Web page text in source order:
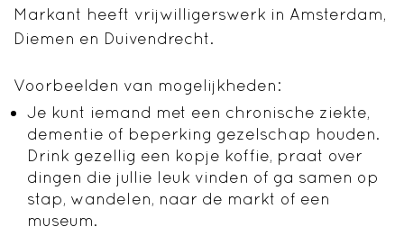
Markant heeft vrijwilligerswerk in Amsterdam,
Diemen en Duivendrecht.
Voorbeelden van mogelijkheden:
Je kunt iemand met een chronische ziekte,
dementie of beperking gezelschap houden.
Drink gezellig een kopje koffie, praat over
dingen die jullie leuk vinden of ga samen op
stap, wandelen, naar de markt of een
museum.